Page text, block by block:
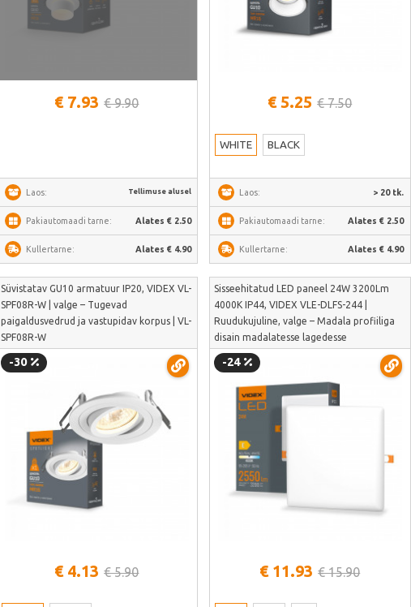
€ 7.93 € 9.90
Laos: Tellimuse alusel
Pakiautomaadi tarne: Alates € 2.50
Kullertarne: Alates € 4.90
€ 5.25 € 7.50
WHITE BLACK
Laos: > 20 tk.
Pakiautomaadi tarne: Alates € 2.50
Kullertarne: Alates € 4.90
Süvistatav GU10 armatuur IP20, VIDEX VL-
SPF08R-W | valge – Tugevad
paigaldusvedrud ja vastupidav korpus | VL-
SPF08R-W
-30
€ 4.13 € 5.90
Sisseehitatud LED paneel 24W 3200Lm
4000K IP44, VIDEX VLE-DLFS-244 |
Ruudukujuline, valge – Madala profiiliga
disain madalatesse lagedesse
paigaldamiseks | VLE-DLFS-244
-24
€ 11.93 € 15.90